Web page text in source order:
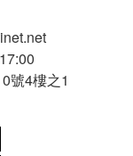
號4樓之1